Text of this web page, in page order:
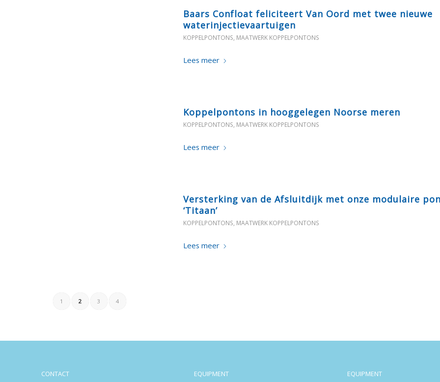
Baars Confloat feliciteert Van Oord met twee nieuwe
waterinjectievaartuigen
KOPPELPONTONS, MAATWERK KOPPELPONTONS
Lees meer
Koppelpontons in hooggelegen Noorse meren
KOPPELPONTONS, MAATWERK KOPPELPONTONS
Lees meer
Versterking van de Afsluitdijk met onze modulaire
‘Titaan’
KOPPELPONTONS, MAATWERK KOPPELPONTONS
Lees meer
1 2 3 4
CONTACT EQUIPMENT EQUIPMENT